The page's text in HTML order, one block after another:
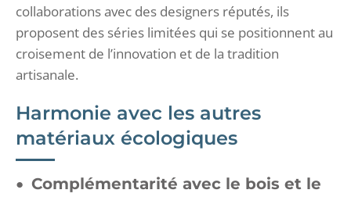
collaborations avec des designers réputés, ils
proposent des séries limitées qui se positionnent au
croisement de l’innovation et de la tradition
artisanale.
Harmonie avec les autres
matériaux écologiques
Complémentarité avec le bois et le